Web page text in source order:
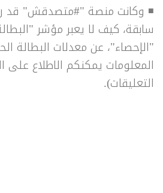
◾ وكانت منصة "#متصدقش" قد
سابقة، كيف لا يعبر مؤشر
"الإحصاء"، عن معدلات البطالة
المعلومات يمكنكم الاطلاع على
التعليقات).